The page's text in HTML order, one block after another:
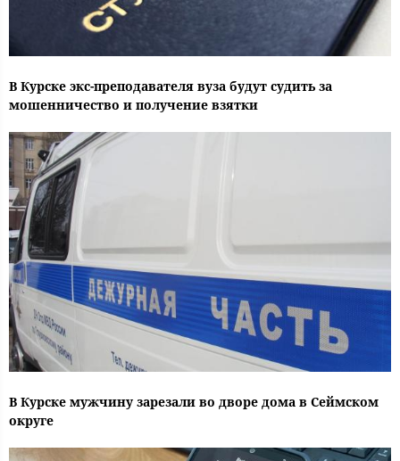
В Курске экс-преподавателя вуза будут судить за
мошенничество и получение взятки
В Курске мужчину зарезали во дворе дома в Сеймском
округе